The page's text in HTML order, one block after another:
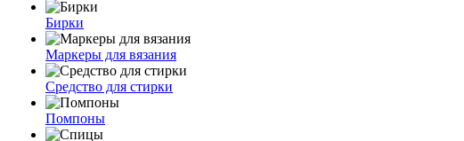
Бирки
Маркеры для вязания
Средство для стирки
Помпоны